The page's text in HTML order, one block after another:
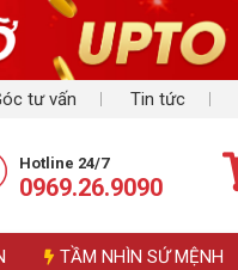
tư vấn Tin tức
Hotline 24/7
0969.26.9090
TẦM NHÌN SỨ MỆNH